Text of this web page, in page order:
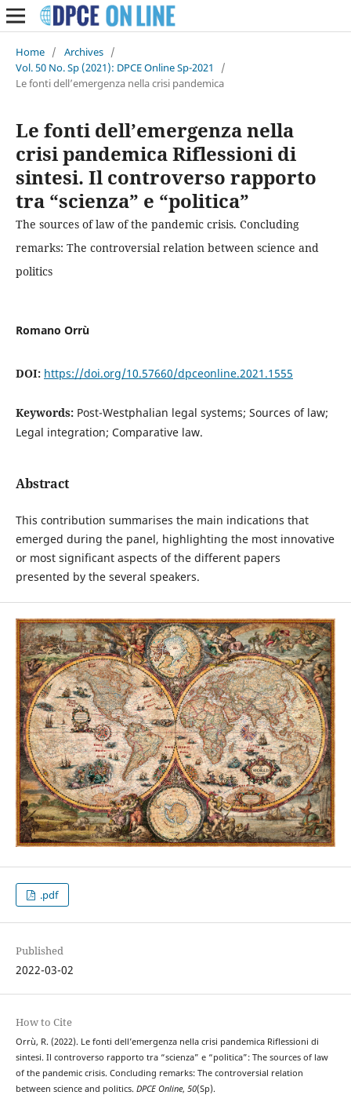
Home / Archives /
Vol. 50 No. Sp (2021): DPCE Online Sp-2021
/
Le fonti dell’emergenza nella crisi pandemica
Le fonti dell’emergenza nella
crisi pandemica Riflessioni di
sintesi. Il controverso rapporto
tra “scienza” e “politica”
The sources of law of the pandemic crisis. Concluding
remarks: The controversial relation between science and
politics
Romano Orrù
DOI: https://doi.org/10.57660/dpceonline.2021.1555
Keywords: Post-Westphalian legal systems; Sources of law;
Legal integration; Comparative law.
Abstract
This contribution summarises the main indications that
emerged during the panel, highlighting the most innovative
or most significant aspects of the different papers
presented by the several speakers.
.pdf
Published
2022-03-02
How to Cite
Orrù, R. (2022). Le fonti dell’emergenza nella crisi pandemica Riflessioni di
sintesi. Il controverso rapporto tra “scienza” e “politica”: The sources of law
of the pandemic crisis. Concluding remarks: The controversial relation
between science and politics. DPCE Online, 50(Sp).